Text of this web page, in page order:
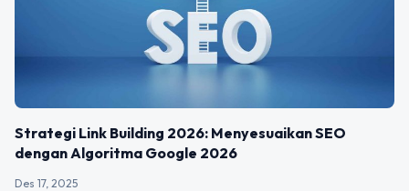
Strategi Link Building 2026: Menyesuaikan SEO
dengan Algoritma Google 2026
Des 17, 2025